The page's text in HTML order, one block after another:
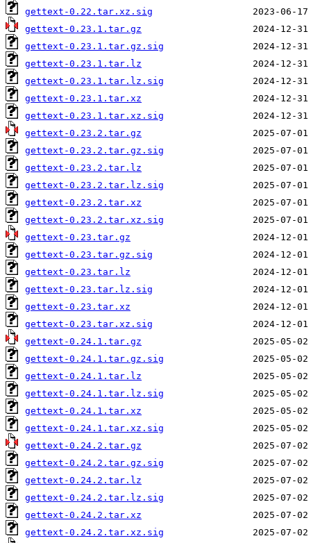
gettext-0.22.tar.xz.sig
gettext-0.23.1.tar.gz
gettext-0.23.1.tar.gz.sig
gettext-0.23.1.tar.lz
gettext-0.23.1.tar.lz.sig
gettext-0.23.1.tar.xz
gettext-0.23.1.tar.xz.sig
gettext-0.23.2.tar.gz
gettext-0.23.2.tar.gz.sig
gettext-0.23.2.tar.lz
gettext-0.23.2.tar.lz.sig
gettext-0.23.2.tar.xz
gettext-0.23.2.tar.xz.sig
gettext-0.23.tar.gz
gettext-0.23.tar.gz.sig
gettext-0.23.tar.lz
gettext-0.23.tar.lz.sig
gettext-0.23.tar.xz
gettext-0.23.tar.xz.sig
gettext-0.24.1.tar.gz
gettext-0.24.1.tar.gz.sig
gettext-0.24.1.tar.lz
gettext-0.24.1.tar.lz.sig
gettext-0.24.1.tar.xz
gettext-0.24.1.tar.xz.sig
gettext-0.24.2.tar.gz
gettext-0.24.2.tar.gz.sig
gettext-0.24.2.tar.lz
gettext-0.24.2.tar.lz.sig
gettext-0.24.2.tar.xz
gettext-0.24.2.tar.xz.sig